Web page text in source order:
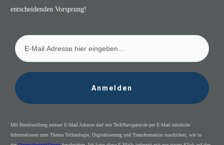
entscheidenden Vorsprung!
Anmelden
Mit Bereitstellung meiner E-Mail Adresse darf mir TechNavigator.de per E-Mail nützliche
Informationen zum Thema Technologie, Digitalisierung und Transformation zuschicken, wie in